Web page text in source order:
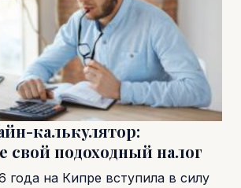
калькулятор:
свой подоходный налог
года на Кипре вступила в силу